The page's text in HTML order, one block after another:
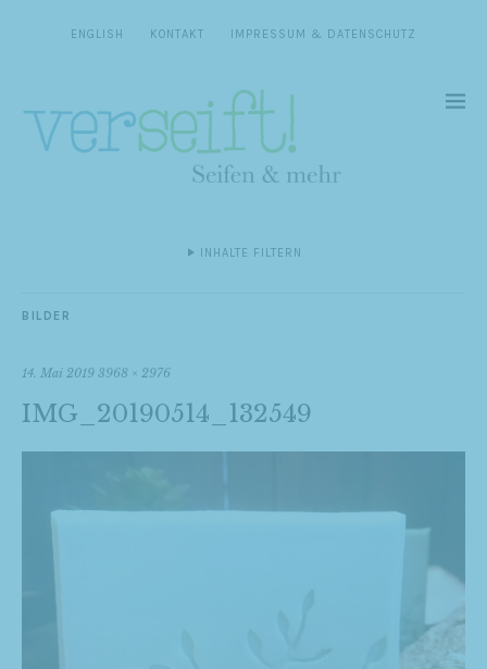
ENGLISH KONTAKT IMPRESSUM & DATENSCHUTZ
INHALTE FILTERN
BILDER
14. Mai 2019 3968 × 2976
IMG_20190514_132549